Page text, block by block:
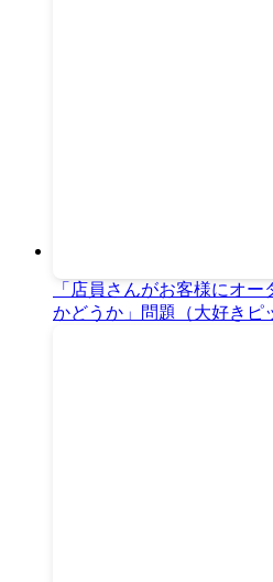
「店員さんがお客様にオ
かどうか」問題（大好きピ